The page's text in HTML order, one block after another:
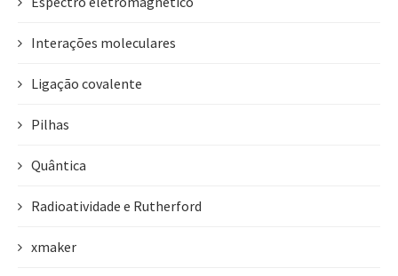
Interações moleculares
Ligação covalente
Pilhas
Quântica
Radioatividade e Rutherford
xmaker